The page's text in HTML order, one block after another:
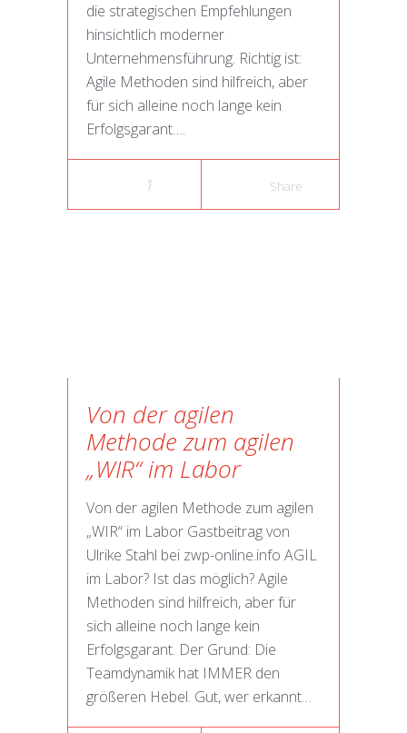
die strategischen Empfehlungen
hinsichtlich moderner
Unternehmensführung. Richtig ist:
Agile Methoden sind hilfreich, aber
für sich alleine noch lange kein
Erfolgsgarant….
1 Share
Von der agilen
Methode zum agilen
„WIR“ im Labor
Von der agilen Methode zum agilen
„WIR“ im Labor Gastbeitrag von
Ulrike Stahl bei zwp-online.info AGIL
im Labor? Ist das möglich? Agile
Methoden sind hilfreich, aber für
sich alleine noch lange kein
Erfolgsgarant. Der Grund: Die
Teamdynamik hat IMMER den
größeren Hebel. Gut, wer erkannt…